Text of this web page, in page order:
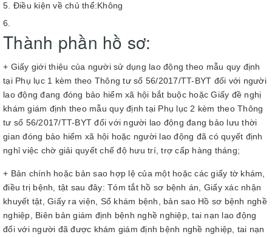
Điều kiện về chủ thể:Không
Thành phần hồ sơ:
+ Giấy giới thiệu của người sử dụng lao động theo mẫu quy định
tại Phụ lục 1 kèm theo Thông tư số 56/2017/TT-BYT đối với người
lao động đang đóng bảo hiểm xã hội bắt buộc hoặc Giấy đề nghị
khám giám định theo mẫu quy định tại Phụ lục 2 kèm theo Thông
tư số 56/2017/TT-BYT đối với người lao động đang bảo lưu thời
gian đóng bảo hiểm xã hội hoặc người lao động đã có quyết định
nghỉ việc chờ giải quyết chế độ hưu trí, trợ cấp hàng tháng;
+ Bản chính hoặc bản sao hợp lệ của một hoặc các giấy tờ khám,
điều trị bệnh, tật sau đây: Tóm tắt hồ sơ bệnh án, Giấy xác nhận
khuyết tật, Giấy ra viện, Sổ khám bệnh, bản sao Hồ sơ bệnh nghề
nghiệp, Biên bản giám định bệnh nghề nghiệp, tai nạn lao động
đối với người đã được khám giám định bệnh nghề nghiệp, tai nạn